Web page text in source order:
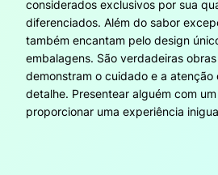
considerados exclusivos por sua
diferenciados. Além do sabor
também encantam pelo design
embalagens. São verdadeiras
demonstram o cuidado e a atenção
detalhe. Presentear alguém com
proporcionar uma experiência